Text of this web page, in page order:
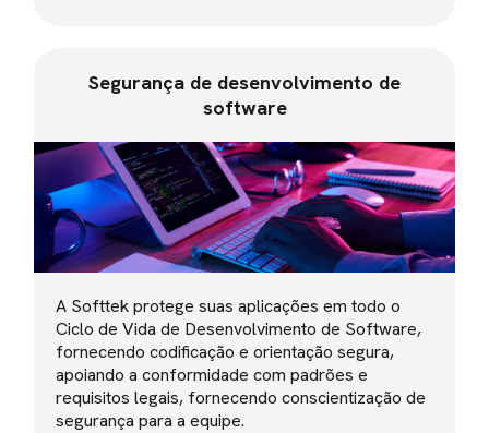
Segurança de desenvolvimento de
software
A Softtek protege suas aplicações em todo o
Ciclo de Vida de Desenvolvimento de Software,
fornecendo codificação e orientação segura,
apoiando a conformidade com padrões e
requisitos legais, fornecendo conscientização de
segurança para a equipe.